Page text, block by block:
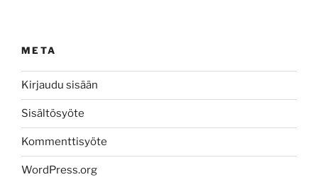
META
Kirjaudu sisään
Sisältösyöte
Kommenttisyöte
WordPress.org